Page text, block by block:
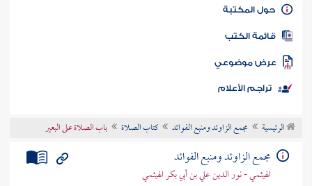
كتاب الأمة
المكتبة
الكتب
موضوعي
تراجم الأعلام
الرئيسية مجمع الزاوئد ومنبع الفوائد كتاب الصلاة باب الصلاة على البعير
مجمع الزاوئد ومنبع الفوائد
الهيثمي - نور الدين علي بن أبي بكر الهيثمي